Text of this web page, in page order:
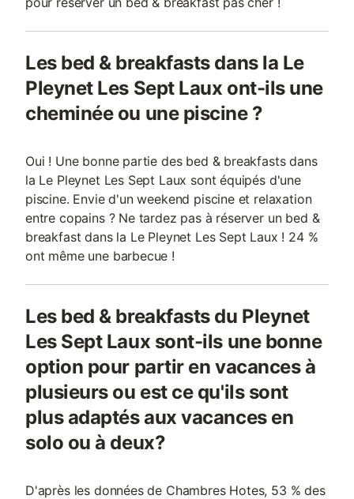
Les bed & breakfasts dans la Le
Pleynet Les Sept Laux ont-ils une
cheminée ou une piscine ?
Oui ! Une bonne partie des bed & breakfasts dans
la Le Pleynet Les Sept Laux sont équipés d'une
piscine. Envie d'un weekend piscine et relaxation
entre copains ? Ne tardez pas à réserver un bed &
breakfast dans la Le Pleynet Les Sept Laux ! 24 %
ont même une barbecue !
Les bed & breakfasts du Pleynet
Les Sept Laux sont-ils une bonne
option pour partir en vacances à
plusieurs ou est ce qu'ils sont
plus adaptés aux vacances en
solo ou à deux?
D'après les données de Chambres Hotes, 53 % des